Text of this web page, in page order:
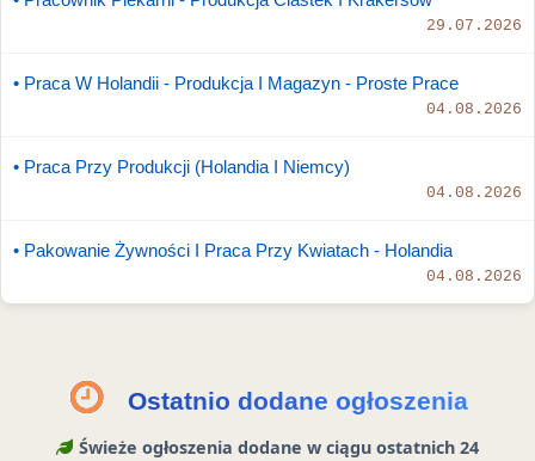
29.07.2026
• Praca W Holandii - Produkcja I Magazyn - Proste Prace
04.08.2026
• Praca Przy Produkcji (Holandia I Niemcy)
04.08.2026
• Pakowanie Żywności I Praca Przy Kwiatach - Holandia
04.08.2026
Ostatnio dodane ogłoszenia
Świeże ogłoszenia dodane w ciągu ostatnich 24